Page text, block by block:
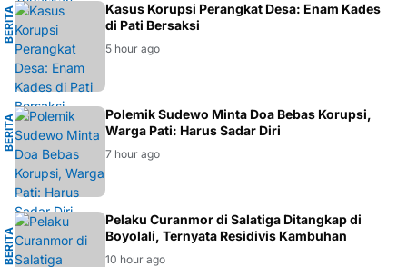
B
E
R
I
T
A
H
U
K
UM
Kasus Korupsi Perangkat Desa: Enam Kades
di Pati Bersaksi
5 hour ago
B
E
R
I
T
A
D
A
E
R
AH
Polemik Sudewo Minta Doa Bebas Korupsi,
Warga Pati: Harus Sadar Diri
7 hour ago
B
E
R
I
T
A
K
R
I
M
I
N
AL
Pelaku Curanmor di Salatiga Ditangkap di
Boyolali, Ternyata Residivis Kambuhan
10 hour ago